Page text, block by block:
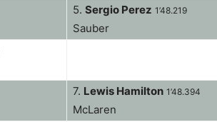
5. Sergio Perez 1’48.219
Sauber
7. Lewis Hamilton 1’48.394
McLaren